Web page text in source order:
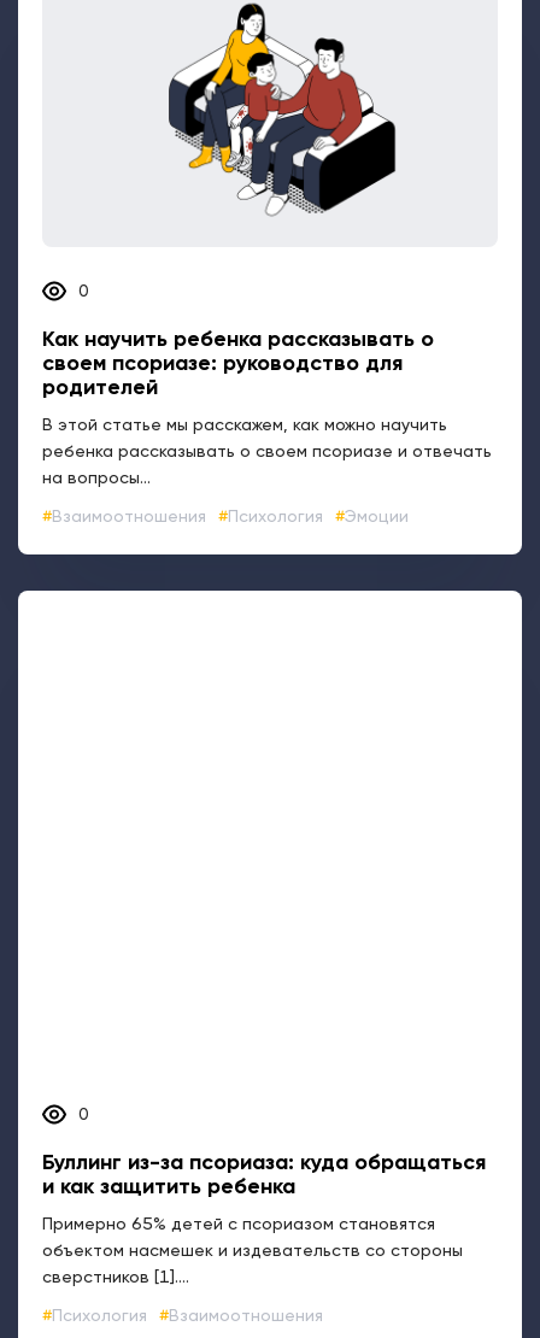
0
Как научить ребенка рассказывать о
своем псориазе: руководство для
родителей
В этой статье мы расскажем, как можно научить
ребенка рассказывать о своем псориазе и отвечать
на вопросы...
Взаимоотношения Психология Эмоции
Психология
Задать вопрос